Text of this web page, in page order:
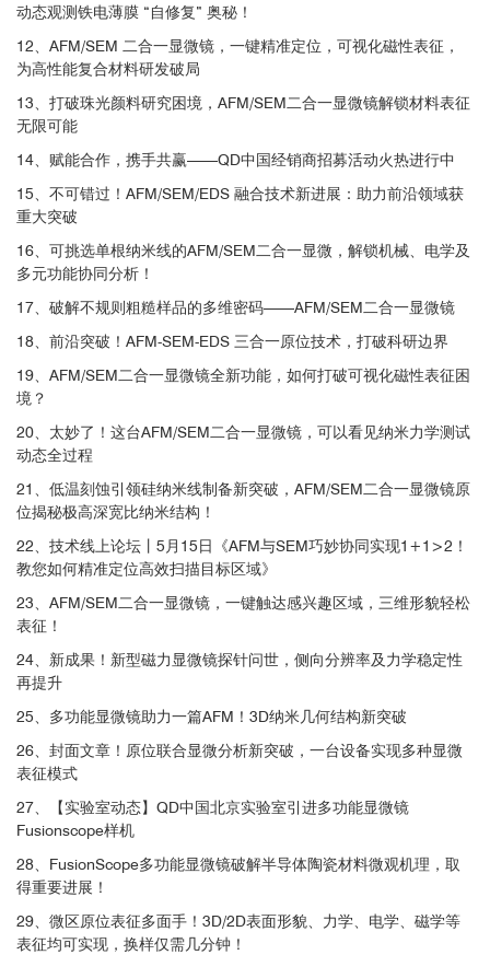
（中）；EFM相位图像（+1.5V偏置电压）
磁力显微镜
扫描电子显微镜（SEM）
SEM扫描电镜其他功能包括：
动态观测铁电薄膜 “自修复” 奥秘！
12、AFM/SEM 二合一显微镜，一键精准定位，可视化磁性表征，
为高性能复合材料研发破局
13、打破珠光颜料研究困境，AFM/SEM二合一显微镜解锁材料表征
无限可能
14、赋能合作，携手共赢——QD中国经销商招募活动火热进行中
15、不可错过！AFM/SEM/EDS 融合技术新进展：助力前沿领域获
重大突破
16、可挑选单根纳米线的AFM/SEM二合一显微，解锁机械、电学及
多元功能协同分析！
17、破解不规则粗糙样品的多维密码——AFM/SEM二合一显微镜
18、前沿突破！AFM-SEM-EDS 三合一原位技术，打破科研边界
19、AFM/SEM二合一显微镜全新功能，如何打破可视化磁性表征困
境？
20、太妙了！这台AFM/SEM二合一显微镜，可以看见纳米力学测试
动态全过程
21、低温刻蚀引领硅纳米线制备新突破，AFM/SEM二合一显微镜原
位揭秘极高深宽比纳米结构！
22、技术线上论坛丨5月15日《AFM与SEM巧妙协同实现1+1>2！
教您如何精准定位高效扫描目标区域》
23、AFM/SEM二合一显微镜，一键触达感兴趣区域，三维形貌轻松
表征！
24、新成果！新型磁力显微镜探针问世，侧向分辨率及力学稳定性
再提升
25、多功能显微镜助力一篇AFM！3D纳米几何结构新突破
26、封面文章！原位联合显微分析新突破，一台设备实现多种显微
表征模式
27、【实验室动态】QD中国北京实验室引进多功能显微镜
Fusionscope样机
28、FusionScope多功能显微镜破解半导体陶瓷材料微观机理，取
得重要进展！
29、微区原位表征多面手！3D/2D表面形貌、力学、电学、磁学等
表征均可实现，换样仅需几分钟！